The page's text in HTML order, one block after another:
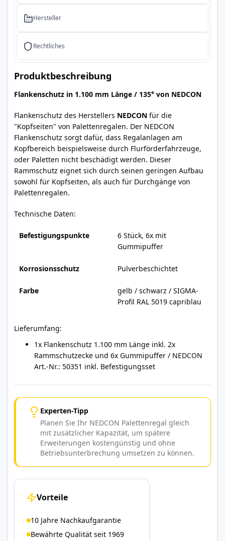
Hersteller
Rechtliches
Produktbeschreibung
Flankenschutz in 1.100 mm Länge / 135° von NEDCON
Flankenschutz des Herstellers NEDCON für die
"Kopfseiten" von Palettenregalen. Der NEDCON
Flankenschutz sorgt dafür, dass Regalanlagen am
Kopfbereich beispielsweise durch Flurförderfahrzeuge,
oder Paletten nicht beschädigt werden. Dieser
Rammschutz eignet sich durch seinen geringen Aufbau
sowohl für Kopfseiten, als auch für Durchgänge von
Palettenregalen.
Technische Daten:
Befestigungspunkte
6 Stück, 6x mit
Gummipuffer
Korrosionsschutz Pulverbeschichtet
Farbe
gelb / schwarz / SIGMA-
Profil RAL 5019 capriblau
Lieferumfang:
1x Flankenschutz 1.100 mm Länge inkl. 2x
Rammschutzecke und 6x Gummipuffer / NEDCON
Art.-Nr.: 50351 inkl. Befestigungsset
Experten-Tipp
Planen Sie Ihr NEDCON Palettenregal gleich
mit zusätzlicher Kapazität, um spätere
Erweiterungen kostengünstig und ohne
Betriebsunterbrechung umsetzen zu können.
Vorteile
10 Jahre Nachkaufgarantie
Bewährte Qualität seit 1969